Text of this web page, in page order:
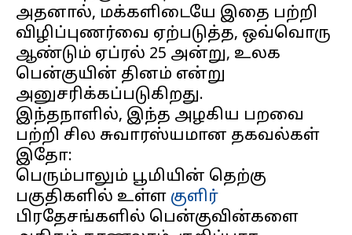
அதனால், மக்களிடையே இதை பற்றி
விழிப்புணர்வை ஏற்படுத்த, ஒவ்வொரு
ஆண்டும் ஏப்ரல் 25 அன்று, உலக
பென்குயின் தினம் என்று
அனுசரிக்கப்படுகிறது.
இந்தநாளில், இந்த அழகிய பறவை
பற்றி சில சுவாரஸ்யமான தகவல்கள்
இதோ:
பெரும்பாலும் பூமியின் தெற்கு
பகுதிகளில் உள்ள குளிர்
பிரதேசங்களில் பென்குவின்களை